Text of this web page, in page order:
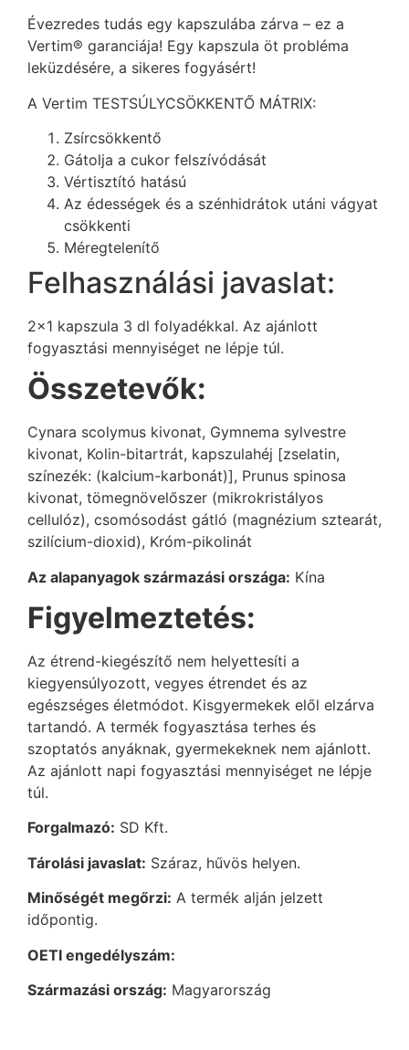
Évezredes tudás egy kapszulába zárva – ez a
Vertim® garanciája! Egy kapszula öt probléma
leküzdésére, a sikeres fogyásért!
A Vertim TESTSÚLYCSÖKKENTŐ MÁTRIX:
Zsírcsökkentő
Gátolja a cukor felszívódását
Vértisztító hatású
Az édességek és a szénhidrátok utáni vágyat
csökkenti
Méregtelenítő
Felhasználási javaslat:
2×1 kapszula 3 dl folyadékkal. Az ajánlott
fogyasztási mennyiséget ne lépje túl.
Összetevők:
Cynara scolymus kivonat, Gymnema sylvestre
kivonat, Kolin-bitartrát, kapszulahéj [zselatin,
színezék: (kalcium-karbonát)], Prunus spinosa
kivonat, tömegnövelőszer (mikrokristályos
cellulóz), csomósodást gátló (magnézium sztearát,
szilícium-dioxid), Króm-pikolinát
Az alapanyagok származási országa: Kína
Figyelmeztetés:
Az étrend-kiegészítő nem helyettesíti a
kiegyensúlyozott, vegyes étrendet és az
egészséges életmódot. Kisgyermekek elől elzárva
tartandó. A termék fogyasztása terhes és
szoptatós anyáknak, gyermekeknek nem ajánlott.
Az ajánlott napi fogyasztási mennyiséget ne lépje
túl.
Forgalmazó: SD Kft.
Tárolási javaslat: Száraz, hűvös helyen.
Minőségét megőrzi: A termék alján jelzett
időpontig.
OETI engedélyszám:
Származási ország: Magyarország